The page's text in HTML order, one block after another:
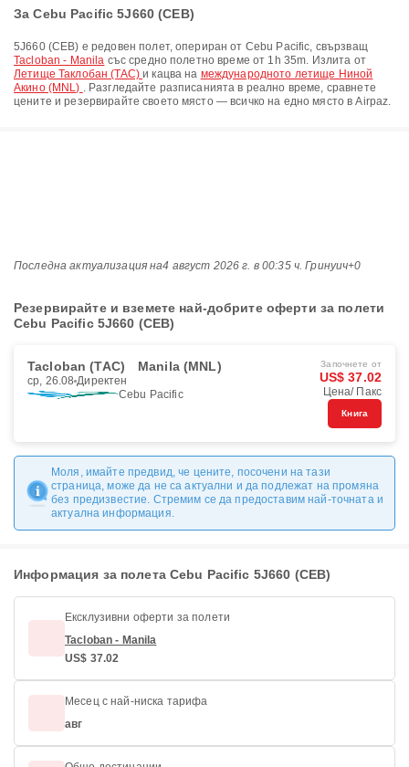
За Cebu Pacific 5J660 (CEB)
5J660(CEB) е редовен полет, опериран от Cebu Pacific, свързващ
Tacloban - Manila със средно полетно време от 1h 35m. Излита от
Летище Таклобан (TAC)и кацва на международното летище Ниной
Акино (MNL) . Разгледайте разписанията в реално време, сравнете
цените и резервирайте своето място — всичко на едно място в Airpaz.
Последна актуализация на4 август 2026 г. в 00:35 ч. Гринуич+0
Резервирайте и вземете най-добрите оферти за полети
Cebu Pacific 5J660 (CEB)
Tacloban (TAC) Manila (MNL)
ср, 26.08 Директен
Cebu Pacific
Започнете от
US$ 37.02
Цена/ Пакс
Книга
Моля, имайте предвид, че цените, посочени на тази
страница, може да не са актуални и да подлежат на промяна
без предизвестие. Стремим се да предоставим най-точната и
актуална информация.
Информация за полета Cebu Pacific 5J660 (CEB)
Ексклузивни оферти за полети
Tacloban - Manila
US$ 37.02
Месец с най-ниска тарифа
авг